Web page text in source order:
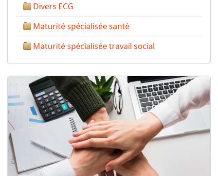
Divers ECG
Maturité spécialisée santé
Maturité spécialisée travail social